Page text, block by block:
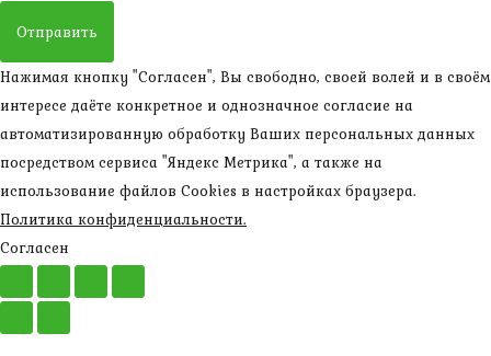
Отправить
Нажимая кнопку "Согласен", Вы свободно, своей волей и в своём
интересе даёте конкретное и однозначное согласие на
автоматизированную обработку Ваших персональных данных
посредством сервиса "Яндекс Метрика", а также на
использование файлов Cookies в настройках браузера.
Политика конфиденциальности.
Согласен